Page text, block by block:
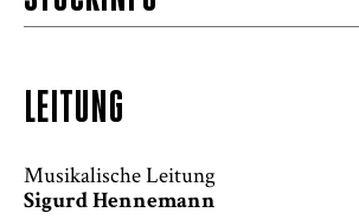
LEITUNG
Musikalische Leitung
Sigurd Hennemann